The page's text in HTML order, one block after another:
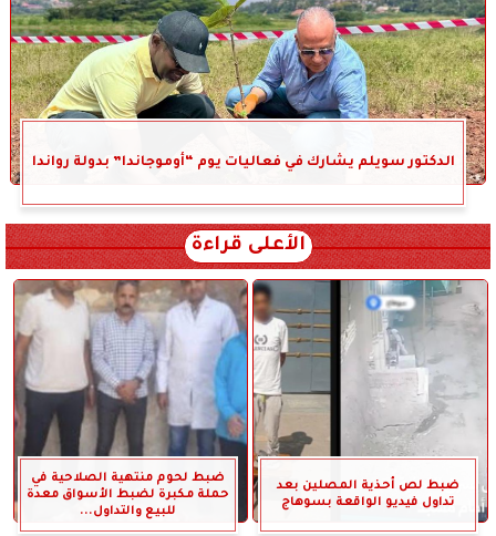
الدكتور سويلم يشارك في فعاليات يوم “أوموجاندا” بدولة رواندا
الأعلى قراءة
ضبط لص أحذية المصلين بعد
تداول فيديو الواقعة بسوهاج
ضبط لحوم منتهية الصلاحية في
حملة مكبرة لضبط الأسواق معدة
للبيع والتداول...